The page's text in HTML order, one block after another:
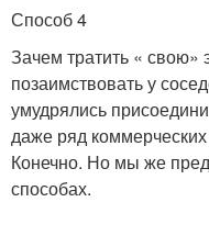
Способ 4
Зачем тратить « свою»
позаимствовать у
умудрялись
даже ряд
Конечно. Но мы же
способах.